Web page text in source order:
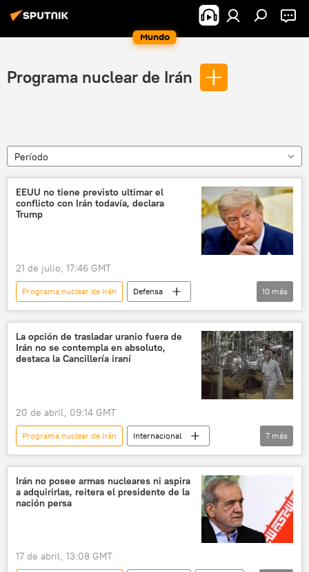
Mundo
Programa nuclear de Irán
Período
EEUU no tiene previsto ultimar el
conflicto con Irán todavía, declara
Trump
21 de julio, 17:46 GMT
Programa nuclear de Irán
Defensa
📰 Escalada entre EEUU, Israel e Irán
🌍 Oriente Medio
🛡️ Zonas de conflicto
política
Donald Trump
10 más
La opción de trasladar uranio fuera de
Irán no se contempla en absoluto,
destaca la Cancillería iraní
20 de abril, 09:14 GMT
Programa nuclear de Irán
Internacional
política
Irán
uranio
uranio enriquecido
📰 Escalada entre EEUU, Israel e Irán
7 más
Irán no posee armas nucleares ni aspira
a adquirirlas, reitera el presidente de la
nación persa
17 de abril, 13:08 GMT